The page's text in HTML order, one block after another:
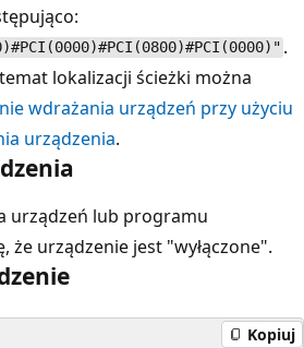
.
lokalizacji ścieżki można
wdrażania urządzeń przy użyciu
urządzenia.
urządzeń lub programu
że urządzenie jest "wyłączone".
Kopiuj